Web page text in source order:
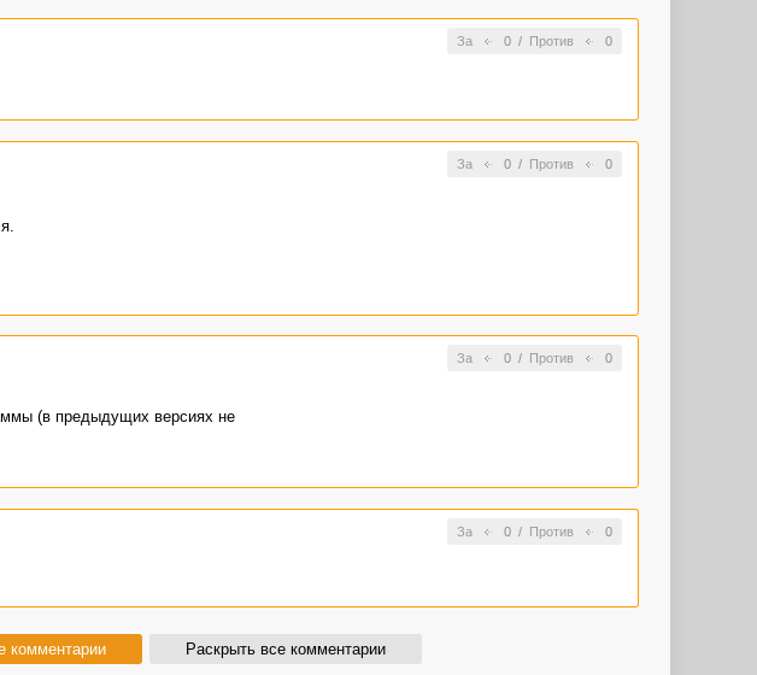
За 0/ Против 0
За 0/ Против 0
За 0/ Против 0
(в предыдущих версиях не
За 0/ Против 0
комментарии Раскрыть все комментарии